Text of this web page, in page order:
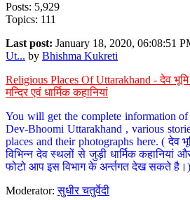
Posts: 5,929
Topics: 111
Last post: January 18, 2020, 06:08:51
Ut... by Bhishma Kukreti
Religious Places Of Uttarakhand - देव भूमि
मन्दिर एवं धार्मिक कहानियां
You will get the complete information
Dev-Bhoomi Uttarakhand , various
places and their photographs here. ( देव
विभिन्न देव स्थलों से जुड़ी धार्मिक कहानियां
फोटो आप इस विभाग के अर्न्तगत देख सकते है।)
Moderator:सुधीर चतुर्वेदी